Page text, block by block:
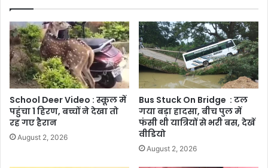
School Deer Video : स्कूल में
पहुंचा 1 हिरण, बच्चों ने देखा तो
रह गए हैरान
August 2, 2026
Bus Stuck On Bridge : टल
गया बड़ा हादसा, बीच पुल में
फंसी थी यात्रियों से भरी बस, देखें
वीडियो
August 2, 2026